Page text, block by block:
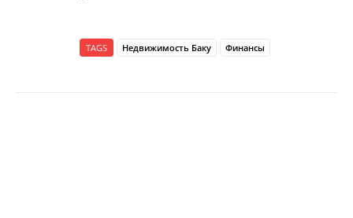
TAGS Недвижимость Баку Финансы